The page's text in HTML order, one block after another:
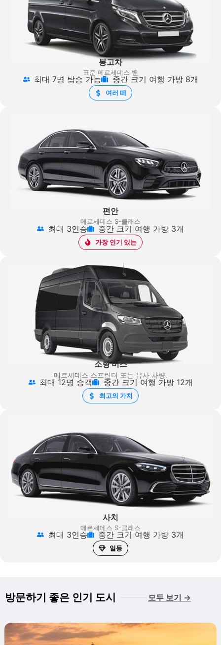
봉고차
표준 메르세데스 밴
최대 7명 탑승 가능 중간 크기 여행 가방 8개
여러 떼
편안
메르세데스 S-클래스
최대 3인승 중간 크기 여행 가방 3개
가장 인기 있는
소형 버스
메르세데스 스프린터 또는 유사 차량.
최대 12명 승객 중간 크기 여행 가방 12개
최고의 가치
사치
메르세데스 S-클래스
최대 3인승 중간 크기 여행 가방 3개
일등
방문하기 좋은 인기 도시 모두 보기 →